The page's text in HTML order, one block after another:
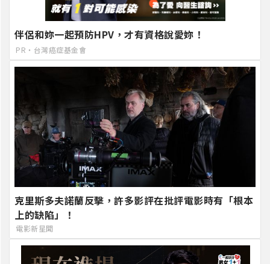
伴侶和妳一起預防HPV，才有資格說愛妳！
PR・台灣癌症基金會
克里斯多夫諾蘭反擊，許多影評在批評電影時有「根本
上的缺陷」！
電影新星聞